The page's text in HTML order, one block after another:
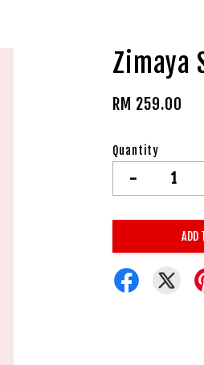
Zimaya
RM 259.00
Quantity
-
ADD